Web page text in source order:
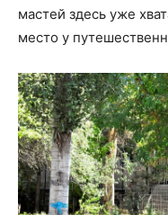
мастей здесь уже
место у